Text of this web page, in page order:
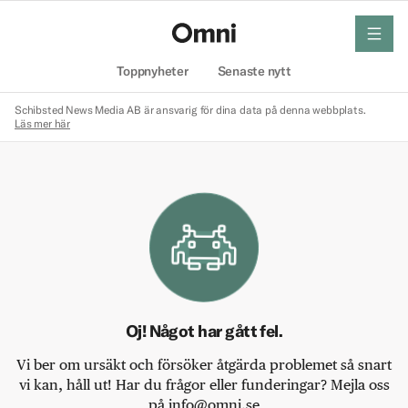
Toppnyheter Senaste nytt
meny
Schibsted News Media AB är ansvarig för dina data på denna webbplats.
Läs mer här
Oj! Något har gått fel.
Vi ber om ursäkt och försöker åtgärda problemet så snart
vi kan, håll ut! Har du frågor eller funderingar? Mejla oss